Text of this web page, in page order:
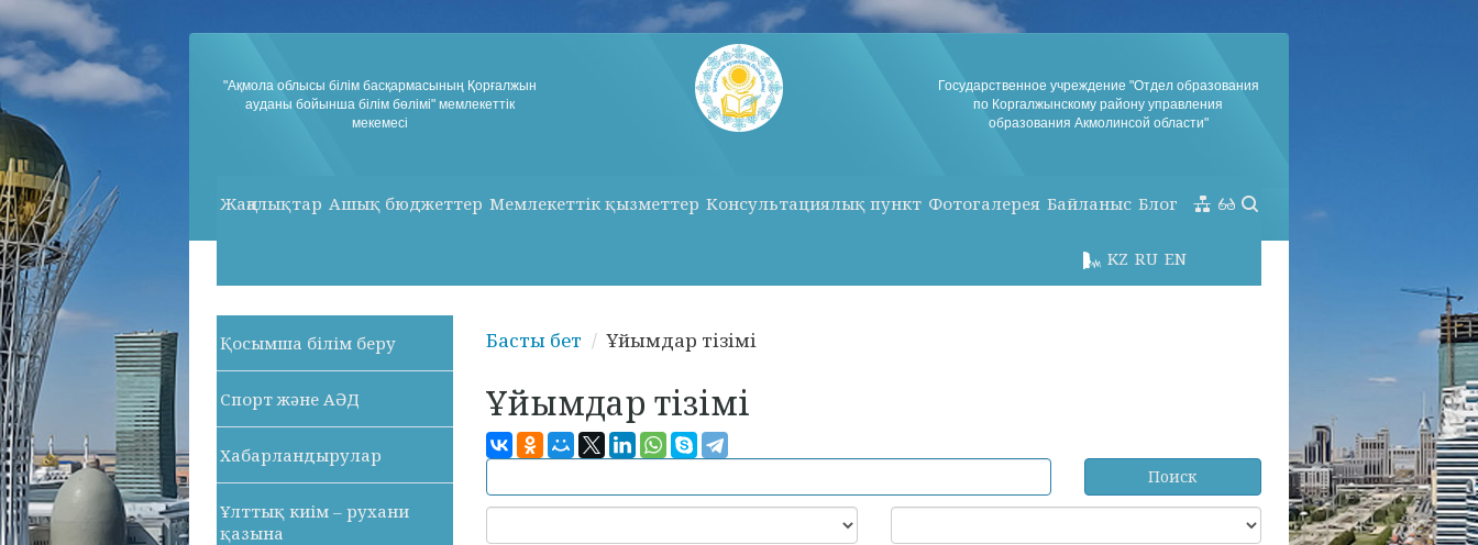
"Ақмола облысы білім басқармасының Қорғалжын
ауданы бойынша білім бөлімі" мемлекеттік
мекемесі
Государственное учреждение "Отдел образования
по Коргалжынскому району управления
образования Акмолинсой области"
Жаңалықтар Ашық бюджеттер Мемлекеттік қызметтер Консультациялық пункт Фотогалерея Байланыс Блог
EN
RU
KZ
Қосымша білім беру
Спорт және АӘД
Хабарландырулар
Ұлттық киім – рухани
қазына
Басты бет Ұйымдар тізімі
Ұйымдар тізімі
Поиск